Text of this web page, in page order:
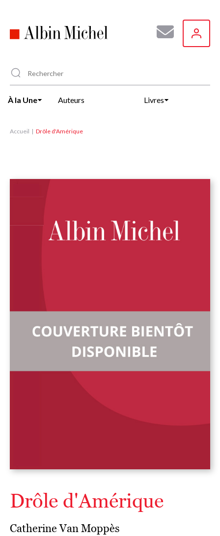
principal
À la Une Auteurs Livres
Accueil Drôle d'Amérique
Drôle d'Amérique
Catherine Van Moppès